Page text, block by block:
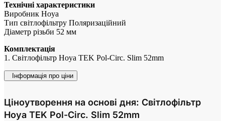
Технічні характеристики
Виробник Hoya
Тип світлофільтру Поляризаційний
Діаметр різьби 52 мм
Комплектація
1. Світлофільтр Hoya TEK Pol-Circ. Slim 52mm
Інформація про ціни
Ціноутворення на основі дня: Світлофільтр
Hoya TEK Pol-Circ. Slim 52mm